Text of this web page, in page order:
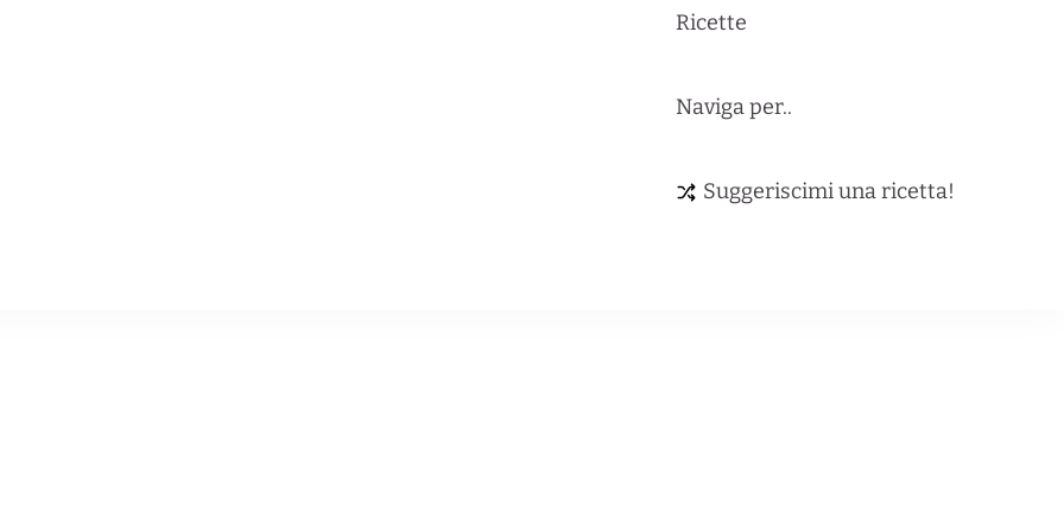
Ricette
Naviga per..
Suggeriscimi una ricetta!